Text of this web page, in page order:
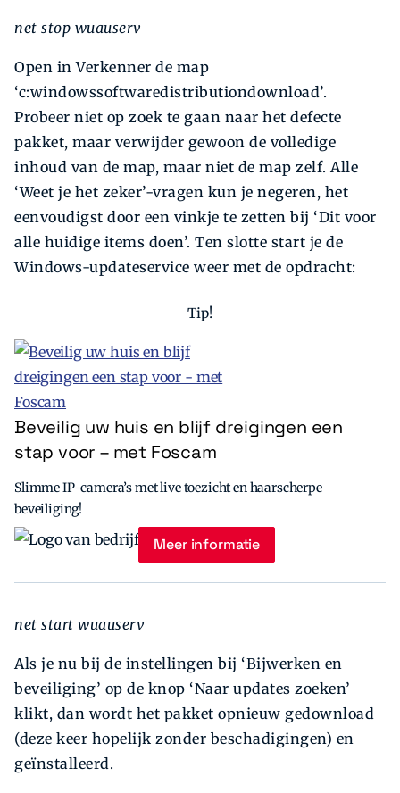
net stop wuauserv
Open in Verkenner de map
‘c:windowssoftwaredistributiondownload’.
Probeer niet op zoek te gaan naar het defecte
pakket, maar verwijder gewoon de volledige
inhoud van de map, maar niet de map zelf. Alle
‘Weet je het zeker’-vragen kun je negeren, het
eenvoudigst door een vinkje te zetten bij ‘Dit voor
alle huidige items doen’. Ten slotte start je de
Windows-update­service weer met de opdracht:
Tip!
Beveilig uw huis en blijf dreigingen een
stap voor – met Foscam
Slimme IP-camera’s met live toezicht en haarscherpe
beveiliging!
Meer informatie
net start wuauserv
Als je nu bij de instellingen bij ‘Bijwerken en
beveiliging’ op de knop ‘Naar updates zoeken’
klikt, dan wordt het pakket opnieuw gedownload
(deze keer hopelijk zonder beschadigingen) en
geïnstalleerd.